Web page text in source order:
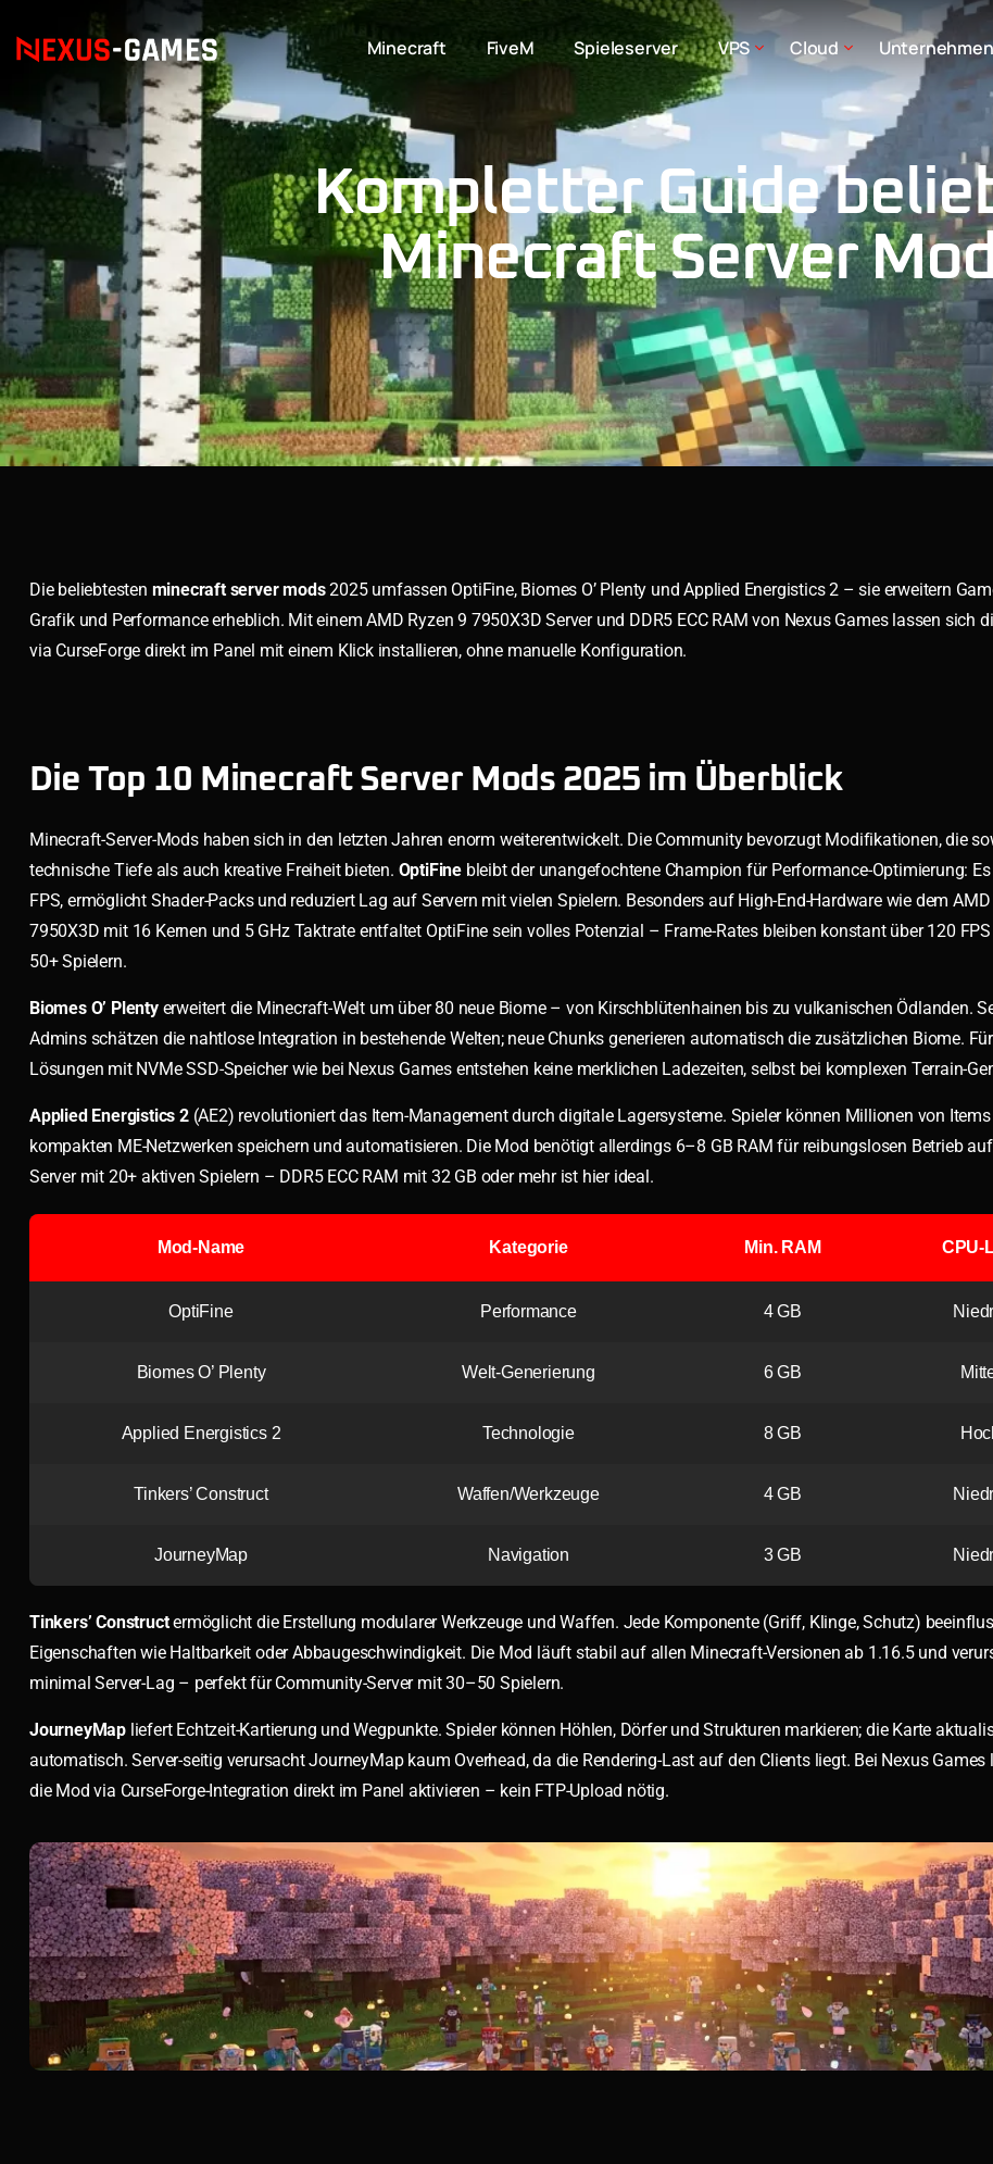
Minecraft FiveM Spieleserver VPS Cloud Unternehmen
Kompletter Guide
Minecraft Server
Die beliebtesten minecraft server mods2025 umfassen OptiFine, Biomes O’ Plenty und Applied Energistics 2 – sie erweitern
Grafik und Performance erheblich. Mit einem AMD Ryzen 9 7950X3D Server und DDR5 ECC RAM von Nexus Games lassen sich
via CurseForge direkt im Panel mit einem Klick installieren, ohne manuelle Konfiguration.
Die Top 10 Minecraft Server Mods 2025 im Überblick
Minecraft-Server-Mods haben sich in den letzten Jahren enorm weiterentwickelt. Die Community bevorzugt Modifikationen, die
technische Tiefe als auch kreative Freiheit bieten. OptiFine bleibt der unangefochtene Champion für Performance-Optimierung:
FPS, ermöglicht Shader-Packs und reduziert Lag auf Servern mit vielen Spielern. Besonders auf High-End-Hardware wie dem AMD
7950X3D mit 16 Kernen und 5 GHz Taktrate entfaltet OptiFine sein volles Potenzial – Frame-Rates bleiben konstant über 120
50+ Spielern.
Biomes O’ Plentyerweitert die Minecraft-Welt um über 80 neue Biome – von Kirschblütenhainen bis zu vulkanischen Ödlanden.
Admins schätzen die nahtlose Integration in bestehende Welten; neue Chunks generieren automatisch die zusätzlichen Biome.
Lösungen mit NVMe SSD-Speicher wie bei Nexus Games entstehen keine merklichen Ladezeiten, selbst bei komplexen Terrain-
Applied Energistics 2(AE2) revolutioniert das Item-Management durch digitale Lagersysteme. Spieler können Millionen von Items
kompakten ME-Netzwerken speichern und automatisieren. Die Mod benötigt allerdings 6–8 GB RAM für reibungslosen Betrieb
Server mit 20+ aktiven Spielern – DDR5 ECC RAM mit 32 GB oder mehr ist hier ideal.
Mod-Name Kategorie Min. RAM CPU-
OptiFine Performance 4 GB
Biomes O’ Plenty Welt-Generierung 6 GB
Applied Energistics 2 Technologie 8 GB
Tinkers’ Construct Waffen/Werkzeuge 4 GB
JourneyMap Navigation 3 GB
Tinkers’ Constructermöglicht die Erstellung modularer Werkzeuge und Waffen. Jede Komponente (Griff, Klinge, Schutz)
Eigenschaften wie Haltbarkeit oder Abbaugeschwindigkeit. Die Mod läuft stabil auf allen Minecraft-Versionen ab 1.16.5 und
minimal Server-Lag – perfekt für Community-Server mit 30–50 Spielern.
JourneyMap liefert Echtzeit-Kartierung und Wegpunkte. Spieler können Höhlen, Dörfer und Strukturen markieren; die Karte
automatisch. Server-seitig verursacht JourneyMap kaum Overhead, da die Rendering-Last auf den Clients liegt. Bei Nexus Games
die Mod via CurseForge-Integration direkt im Panel aktivieren – kein FTP-Upload nötig.